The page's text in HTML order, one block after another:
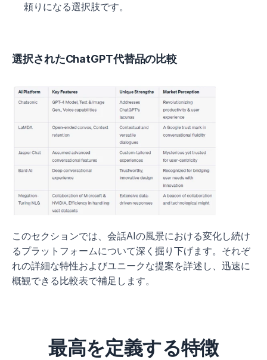
頼りになる選択肢です。
選択されたChatGPT代替品の比較
このセクションでは、会話AIの風景における変化し続け
るプラットフォームについて深く掘り下げます。それぞ
れの詳細な特性およびユニークな提案を詳述し、迅速に
概観できる比較表で補足します。
最高を定義する特徴